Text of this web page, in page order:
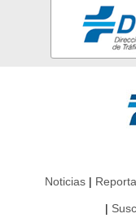
Noticias